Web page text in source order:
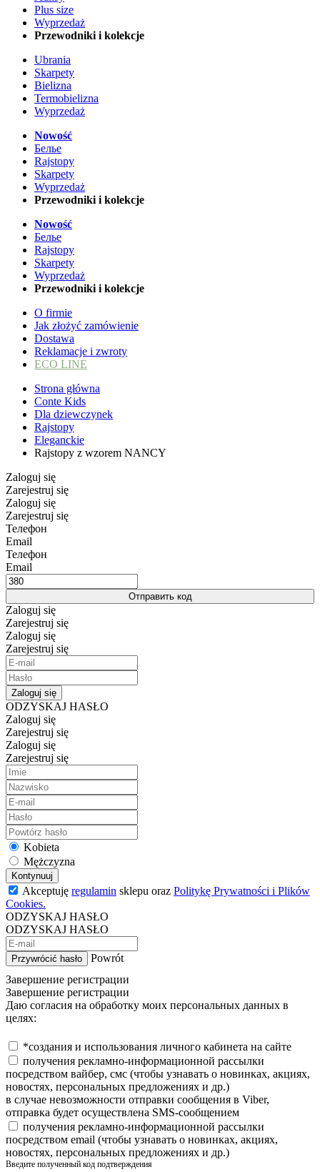
Plus size
Wyprzedaż
Przewodniki i kolekcje
Ubrania
Skarpety
Bielizna
Termobielizna
Wyprzedaż
Nowość
Белье
Rajstopy
Skarpety
Wyprzedaż
Przewodniki i kolekcje
Nowość
Белье
Rajstopy
Skarpety
Wyprzedaż
Przewodniki i kolekcje
O firmie
Jak złożyć zamówienie
Dostawa
Reklamacje i zwroty
ECO LINE
Strona główna
Conte Kids
Dla dziewczynek
Rajstopy
Eleganckie
Rajstopy z wzorem NANCY
Zaloguj się
Zarejestruj się
Zaloguj się
Zarejestruj się
Телефон
Email
Телефон
Email
Отправить код
Zaloguj się
Zarejestruj się
Zaloguj się
Zarejestruj się
Zaloguj się
ODZYSKAJ HASŁO
Zaloguj się
Zarejestruj się
Zaloguj się
Zarejestruj się
Kobieta
Mężczyzna
Kontynuuj
Akceptuję regulamin sklepu oraz Politykę Prywatności i Plików
Cookies.
ODZYSKAJ HASŁO
ODZYSKAJ HASŁO
Przywrócić hasło
Powrót
Завершение регистрации
Завершение регистрации
Даю согласия на обработку моих персональных данных в
целях:
*создания и использования личного кабинета на сайте
получения рекламно-информационной рассылки
посредством вайбер, смс (чтобы узнавать о новинках, акциях,
новостях, персональных предложениях и др.)
в случае невозможности отправки сообщения в Viber,
отправка будет осуществлена SMS-сообщением
получения рекламно-информационной рассылки
посредством email (чтобы узнавать о новинках, акциях,
новостях, персональных предложениях и др.)
Введите полученный код подтверждения